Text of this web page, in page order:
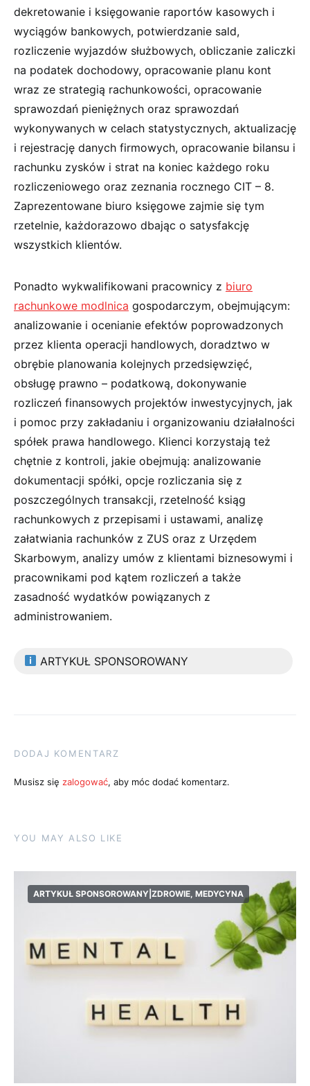
dekretowanie i księgowanie raportów kasowych i
wyciągów bankowych, potwierdzanie sald,
rozliczenie wyjazdów służbowych, obliczanie zaliczki
na podatek dochodowy, opracowanie planu kont
wraz ze strategią rachunkowości, opracowanie
sprawozdań pieniężnych oraz sprawozdań
wykonywanych w celach statystycznych, aktualizację
i rejestrację danych firmowych, opracowanie bilansu i
rachunku zysków i strat na koniec każdego roku
rozliczeniowego oraz zeznania rocznego CIT – 8.
Zaprezentowane biuro księgowe zajmie się tym
rzetelnie, każdorazowo dbając o satysfakcję
wszystkich klientów.
Ponadto wykwalifikowani pracownicy z biuro
rachunkowe modlnica gospodarczym, obejmującym:
analizowanie i ocenianie efektów poprowadzonych
przez klienta operacji handlowych, doradztwo w
obrębie planowania kolejnych przedsięwzięć,
obsługę prawno – podatkową, dokonywanie
rozliczeń finansowych projektów inwestycyjnych, jak
i pomoc przy zakładaniu i organizowaniu działalności
spółek prawa handlowego. Klienci korzystają też
chętnie z kontroli, jakie obejmują: analizowanie
dokumentacji spółki, opcje rozliczania się z
poszczególnych transakcji, rzetelność ksiąg
rachunkowych z przepisami i ustawami, analizę
załatwiania rachunków z ZUS oraz z Urzędem
Skarbowym, analizy umów z klientami biznesowymi i
pracownikami pod kątem rozliczeń a także
zasadność wydatków powiązanych z
administrowaniem.
ARTYKUŁ SPONSOROWANY
DODAJ KOMENTARZ
Musisz się zalogować, aby móc dodać komentarz.
YOU MAY ALSO LIKE
ARTYKUŁ SPONSOROWANY|ZDROWIE, MEDYCYNA